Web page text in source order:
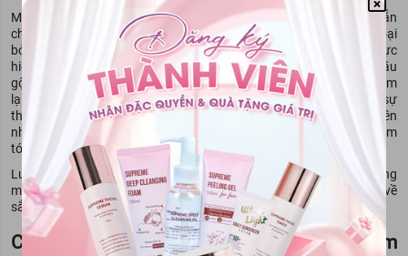
Một loạt những sản phẩm dùng trong việc thay đổi màu tóc có sẵn
cho người tiêu dùng. Các dòng thuốc nhuộm tóc hiện nay có thể loại
bỏ màu tóc tự nhiên, hoặc thêm màu nhân tạo mới hoặc có thể thực
hiện cả hai cùng một lúc. Đặc biệt là hiện nay có thêm những loại dầu
gội nhuộm tóc cho bạn lựa chọn với độ thuận tiện cao. Chúng đem
lại một loạt kết quả từ việc giúp cho màu sắc thêm tinh tế đến sự
thay đổi màu đáng kể của tóc so với màu tóc tự nhiên dựa trên
những kĩ thuật nhuộm màu khác nhau. Sự phân loại thuốc nhuộm
tóc là dựa trên tính bền màu của việc thay đổi màu sắc tạo ra.
Lưu ý rằng, các loại thuốc nhuộm tại nhà và tại salon dựa trên cùng
một kĩ thuật, trong khi chúng sẽ có những khác biệt quan trọng về
sắc màu và cách thức thực hiện khác nhau.
Các lỗi thường gặp khi sử dụng thuốc nhuộm